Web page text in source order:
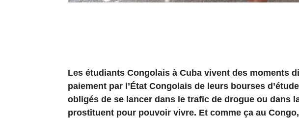
Les étudiants Congolais à Cuba vivent des moments
paiement par l’État Congolais de leurs bourses
obligés de se lancer dans le trafic de drogue ou dans
prostituent pour pouvoir vivre. Et comme ça au